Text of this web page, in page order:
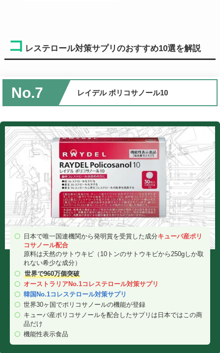
コ レステロール対策サプリのおすすめ10選を解説
No.7 レイデル ポリコサノール10
日本で唯一国連機関から発明賞を受賞した成分キューバ産ポリ
コサノール配合
原料は天然のサトウキビ（10トンのサトウキビから250gしか取
れない希少な成分）
世界で960万個突破
オーストラリアNo.1コレステロール対策サプリ
韓国No.1コレステロール対策サプリ
世界30ヶ国でポリコサノールの機能が登録
キューバ産ポリコサノールを配合したサプリは日本ではこの商
品だけ
機能性表示食品